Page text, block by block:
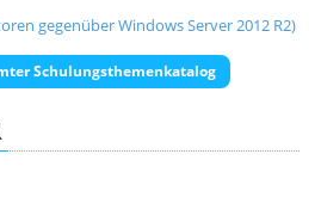
gegenüber Windows Server 2012 R2)
Schulungsthemenkatalog